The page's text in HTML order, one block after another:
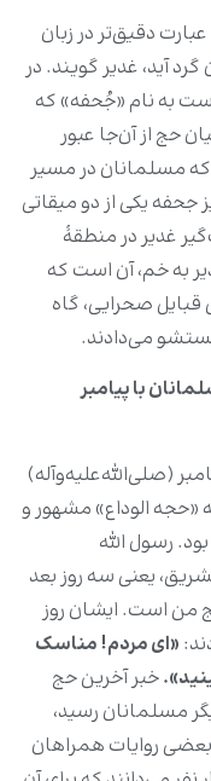
دقیق‌تر در زبان
گرد آید، غدیر گویند. در
به نام «جُحفه» که
حج از آن‌جا عبور
مسلمانان در مسیر
یکی از دو میقاتی
غدیر در منطقۀ
به خم، آن است که
قبایل صحرایی، گاه
می‌دادند.
با پیامبر
و پیامبر (صلی‌الله‌علیه‌وآله)
«حجه الوداع» مشهور و
رسول الله
یعنی سه روز بعد
حج من است. ایشان روز
«ای مردم! مناسک
خبر آخرین حج
مسلمانان رسید،
روایات همراهان